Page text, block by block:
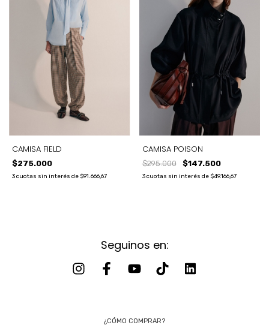
CAMISA FIELD
$275.000
3cuotas sin interés de $91.666,67
CAMISA POISON
$295.000 $147.500
3 cuotas sin interés de $49.166,67
Seguinos en:
¿CÓMO COMPRAR?